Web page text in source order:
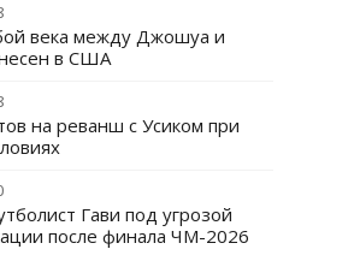
Ливерпуль
века между Джошуа и
в США
на реванш с Усиком при
Гави под угрозой
после финала ЧМ-2026